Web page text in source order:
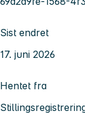
Sist endret
17. juni 2026
Hentet fra